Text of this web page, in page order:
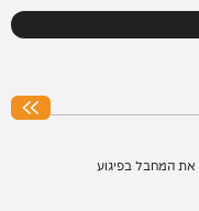
המחבל בפיגוע